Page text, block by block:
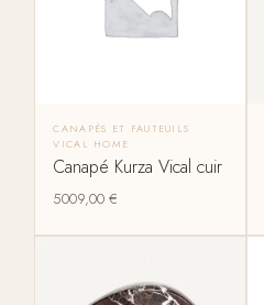
CANAPÉS ET FAUTEUILS
VICAL HOME
Canapé Kurza Vical cuir
5009,00€